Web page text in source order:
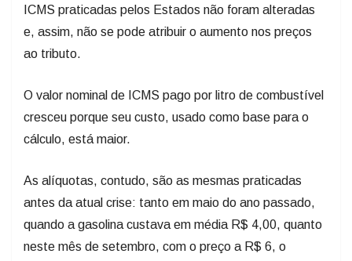
ICMS praticadas pelos Estados não foram alteradas
e, assim, não se pode atribuir o aumento nos preços
ao tributo.
O valor nominal de ICMS pago por litro de combustível
cresceu porque seu custo, usado como base para o
cálculo, está maior.
As alíquotas, contudo, são as mesmas praticadas
antes da atual crise: tanto em maio do ano passado,
quando a gasolina custava em média R$ 4,00, quanto
neste mês de setembro, com o preço a R$ 6, o